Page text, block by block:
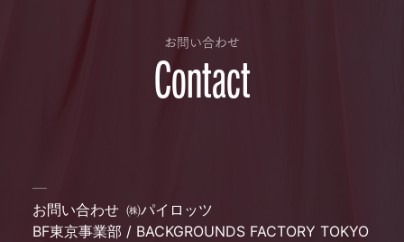
お問い合わせ
Contact
お問い合わせ ㈱パイロッツ
BF東京事業部 / BACKGROUNDS FACTORY TOKYO